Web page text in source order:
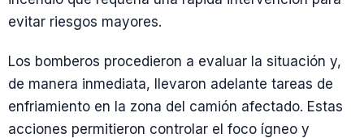
evitar riesgos mayores.
Los bomberos procedieron a evaluar la situación y,
de manera inmediata, llevaron adelante tareas de
enfriamiento en la zona del camión afectado. Estas
acciones permitieron controlar el foco ígneo y